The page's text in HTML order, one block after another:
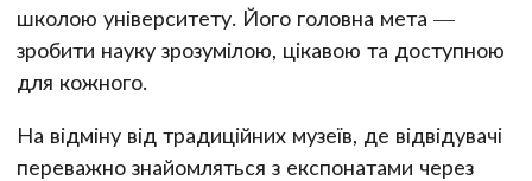
школою університету. Його головна мета —
зробити науку зрозумілою, цікавою та доступною
для кожного.
На відміну від традиційних музеїв, де відвідувачі
переважно знайомляться з експонатами через